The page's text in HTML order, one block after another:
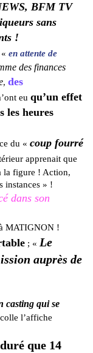
BFM TV
sans
!
en attente de
des finances
, des
eu qu’un effet
les heures
du « coup fourré
apprenait que
la figure ! Action,
instances » !
dans son
MATIGNON !
; « Le
auprès de
casting qui se
l’affiche
que 14